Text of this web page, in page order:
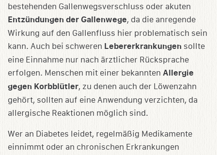
bestehenden Gallenwegsverschluss oder akuten
Entzündungen der Gallenwege, da die anregende
Wirkung auf den Gallenfluss hier problematisch sein
kann. Auch bei schweren Lebererkrankungen sollte
eine Einnahme nur nach ärztlicher Rücksprache
erfolgen. Menschen mit einer bekannten Allergie
gegen Korbblütler, zu denen auch der Löwenzahn
gehört, sollten auf eine Anwendung verzichten, da
allergische Reaktionen möglich sind.
Wer an Diabetes leidet, regelmäßig Medikamente
einnimmt oder an chronischen Erkrankungen